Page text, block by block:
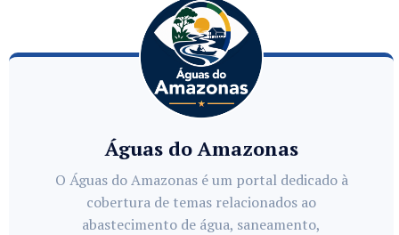
Águas do Amazonas
O Águas do Amazonas é um portal dedicado à
cobertura de temas relacionados ao
abastecimento de água, saneamento,